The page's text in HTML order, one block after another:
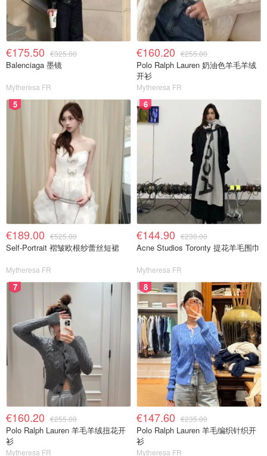
€175.50 €325.00
Balenciaga 墨镜
Mytheresa FR
€160.20 €255.00
Polo Ralph Lauren 奶油色羊毛羊绒
开衫
Mytheresa FR
5
€189.00 €525.00
Self-Portrait 褶皱欧根纱蕾丝短裙
Mytheresa FR
6
€144.90 €230.00
Acne Studios Toronty 提花羊毛围巾
Mytheresa FR
7
€160.20 €255.00
Polo Ralph Lauren 羊毛羊绒扭花开
衫
Mytheresa FR
8
€147.60 €235.00
Polo Ralph Lauren 羊毛编织针织开
衫
Mytheresa FR